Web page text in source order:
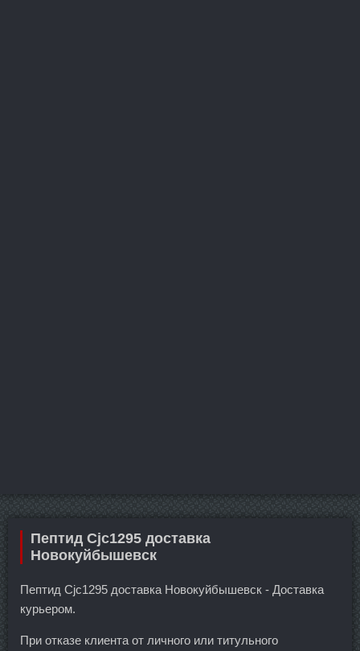
Пептид Cjc1295 доставка
Новокуйбышевск
Пептид Cjc1295 доставка Новокуйбышевск - Доставка
курьером.
При отказе клиента от личного или титульного